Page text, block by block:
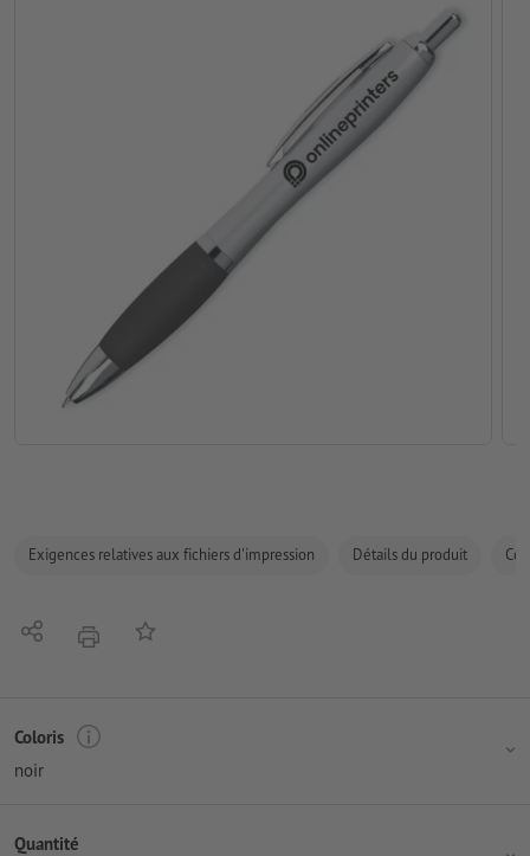
Exigences relatives aux fichiers d'impression Détails du produit
PartagerimprimerAjouter à liste d'article
Coloris
noir
Quantité